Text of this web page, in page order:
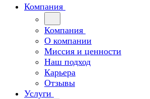
Компания
Компания
О компании
Миссия и ценности
Наш подход
Карьера
Отзывы
Услуги